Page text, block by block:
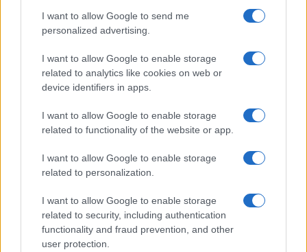
I want to allow Google to send me
personalized advertising.
I want to allow Google to enable storage
related to analytics like cookies on web or
device identifiers in apps.
I want to allow Google to enable storage
related to functionality of the website or app.
I want to allow Google to enable storage
related to personalization.
I want to allow Google to enable storage
related to security, including authentication
functionality and fraud prevention, and other
user protection.
ARTICOLI CORRELATI
RUSSIA 2018 Quarti di finale, Svezia-Inghilterra e